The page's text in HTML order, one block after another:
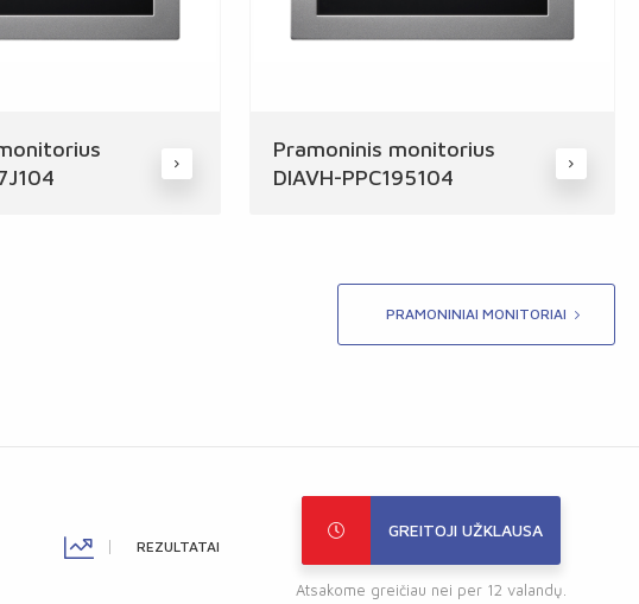
Pramoninis monitorius
DIAVH-PPC195104
PRAMONINIAI MONITORIAI
REZULTATAI
GREITOJI UŽKLAUSA
Atsakome greičiau nei per 12 valandų.